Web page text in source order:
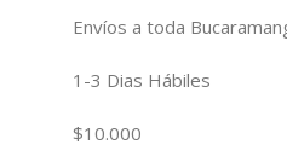
Envíos a toda
1-3 Dias Hábiles
$10.000